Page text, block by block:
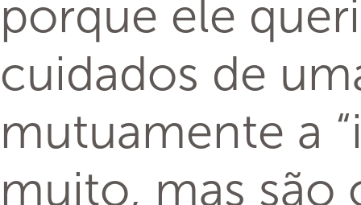
porque ele
cuidados de
mutuamente a
muito, mas são